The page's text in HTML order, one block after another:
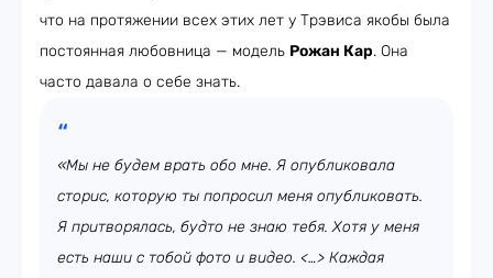
что на протяжении всех этих лет у Трэвиса якобы была
постоянная любовница — модель Рожан Кар. Она
часто давала о себе знать.
«Мы не будем врать обо мне. Я опубликовала
сторис, которую ты попросил меня опубликовать.
Я притворялась, будто не знаю тебя. Хотя у меня
есть наши с тобой фото и видео. <…> Каждая